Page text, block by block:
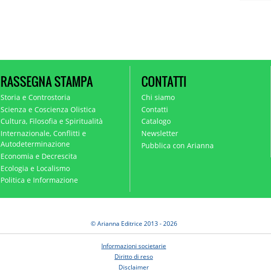
RASSEGNA STAMPA
Storia e Controstoria
Scienza e Coscienza Olistica
Cultura, Filosofia e Spiritualità
Internazionale, Conflitti e
Autodeterminazione
Economia e Decrescita
Ecologia e Localismo
Politica e Informazione
CONTATTI
Chi siamo
Contatti
Catalogo
Newsletter
Pubblica con Arianna
© Arianna Editrice 2013 - 2026
Informazioni societarie
Diritto di reso
Disclaimer